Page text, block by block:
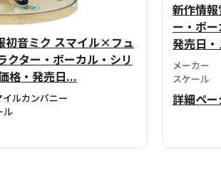
初音ミク スマイル×フュ
クター・ボーカル・シリ
格・発売日...
ルカンパニー
ル
新作情
ー・ボ
発売日
メーカー
スケール
詳細ペ